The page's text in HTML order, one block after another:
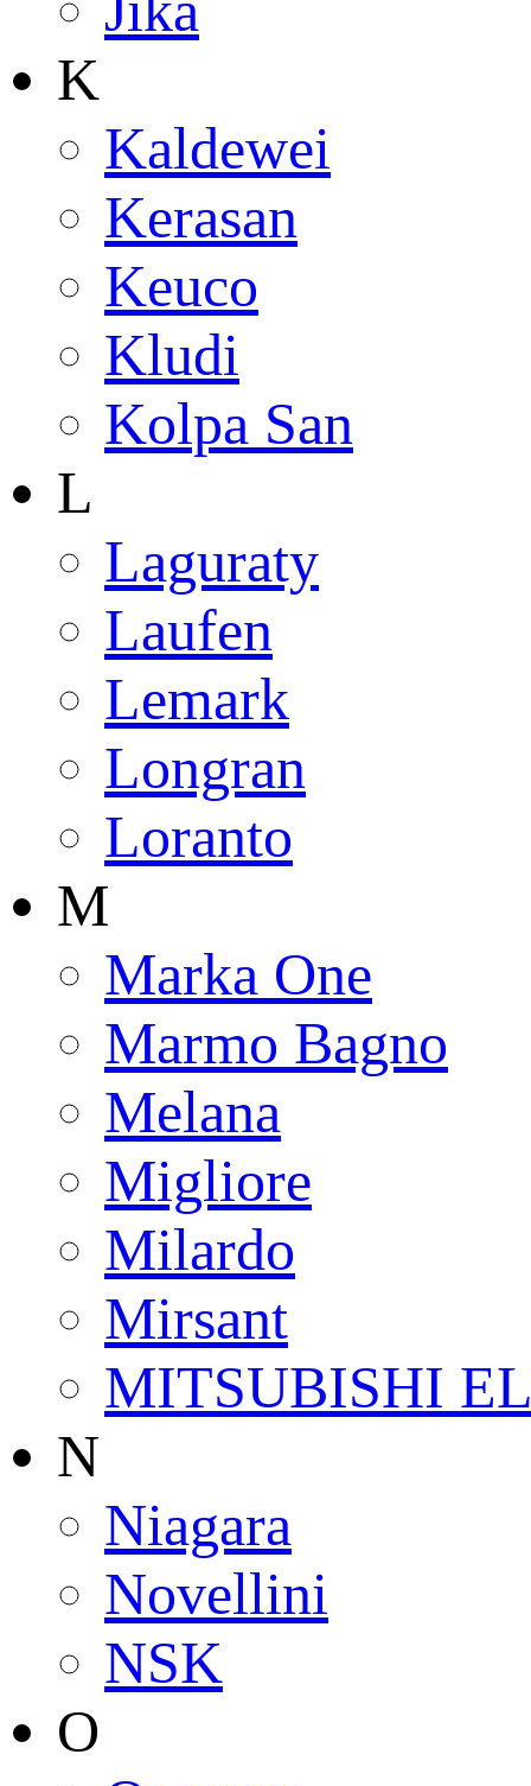
K
Kaldewei
Kerasan
Keuco
Kludi
Kolpa San
L
Laguraty
Laufen
Lemark
Longran
Loranto
M
Marka One
Marmo Bagno
Melana
Migliore
Milardo
Mirsant
MITSUBISHI
N
Niagara
Novellini
NSK
O